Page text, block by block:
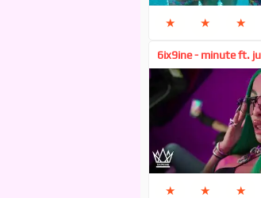
★ ★ ★
6ix9ine - minute ft.
megan thee stallion,
★ ★ ★